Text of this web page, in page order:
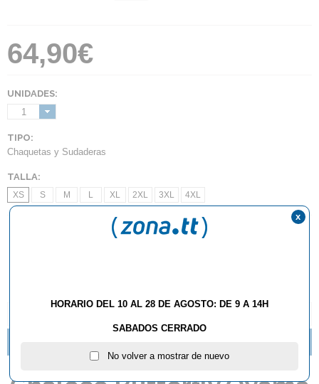
64,90€
UNIDADES:
1
TIPO:
Chaquetas y Sudaderas
TALLA:
XS S M L XL 2XL 3XL 4XL
HORARIO DEL 10 AL 28 DE AGOSTO: DE 9 A 14H
SABADOS CERRADO
No volver a mostrar de nuevo
x